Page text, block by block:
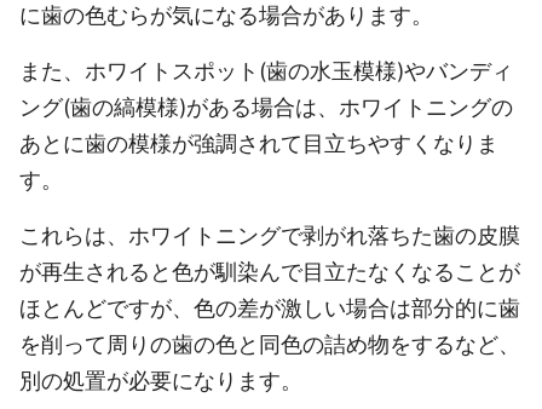
に歯の色むらが気になる場合があります。
また、ホワイトスポット(歯の水玉模様)やバンディ
ング(歯の縞模様)がある場合は、ホワイトニングの
あとに歯の模様が強調されて目立ちやすくなりま
す。
これらは、ホワイトニングで剥がれ落ちた歯の皮膜
が再生されると色が馴染んで目立たなくなることが
ほとんどですが、色の差が激しい場合は部分的に歯
を削って周りの歯の色と同色の詰め物をするなど、
別の処置が必要になります。